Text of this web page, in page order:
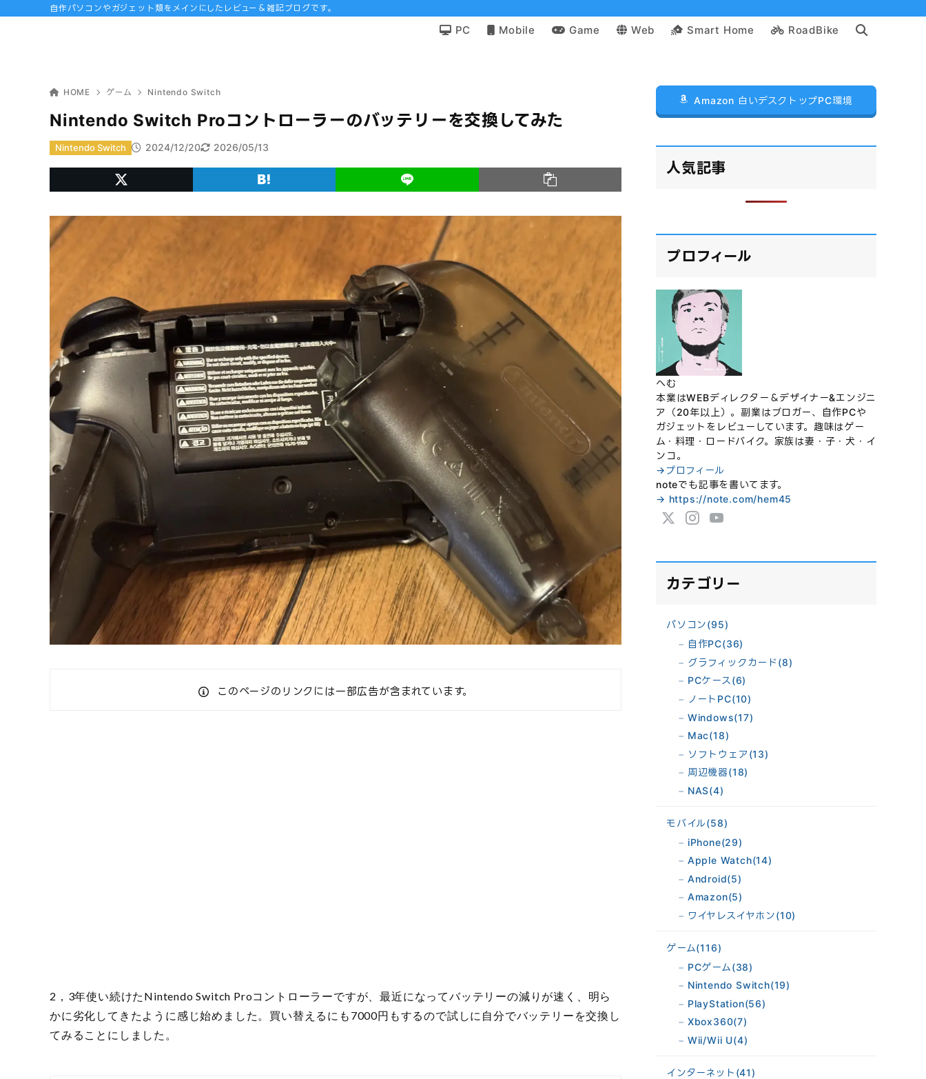
自作パソコンやガジェット類をメインにしたレビュー＆雑記ブログです。
PC Mobile Game Web Smart Home RoadBike
HOME ゲーム Nintendo Switch
Nintendo Switch Proコントローラーのバッテリーを交換してみた
2024/12/20 2026/05/13
Nintendo Switch
このページのリンクには一部広告が含まれています。
2，3年使い続けたNintendo Switch Proコントローラーですが、最近になってバッテリーの減りが速く、明ら
かに劣化してきたように感じ始めました。買い替えるにも7000円もするので試しに自分でバッテリーを交換し
てみることにしました。
Amazon 白いデスクトップPC環境
人気記事
プロフィール
へむ
本業はWEBディレクター＆デザイナー&エンジニ
ア（20年以上）。副業はブロガー、自作PCや
ガジェットをレビューしています。趣味はゲー
ム・料理・ロードバイク。家族は妻・子・犬・イ
ンコ。
→プロフィール
noteでも記事を書いてます。
→ https://note.com/hem45
カテゴリー
パソコン(95)
自作PC(36)
グラフィックカード (8)
PCケース(6)
ノートPC(10)
Windows(17)
Mac(18)
ソフトウェア (13)
周辺機器(18)
NAS(4)
モバイル(58)
iPhone(29)
Apple Watch(14)
Android(5)
Amazon(5)
ワイヤレスイヤホン(10)
ゲーム(116)
PCゲーム(38)
Nintendo Switch(19)
PlayStation(56)
Xbox360(7)
Wii/Wii U(4)
インターネット (41)